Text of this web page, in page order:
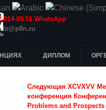
09-51 WhatsApp
ДИПЛОМ
Следующая XCVXVV
конференция
Problems and